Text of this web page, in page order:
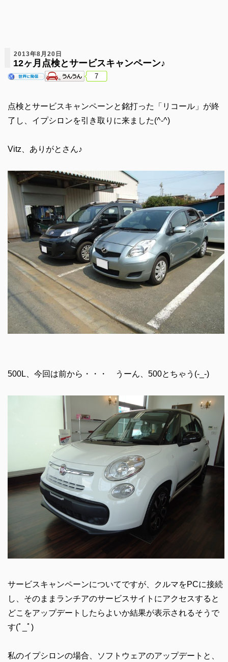
2013年8月20日
12ヶ月点検とサービスキャンペーン♪
7
点検とサービスキャンペーンと銘打った「リコール」が終
了し、イプシロンを引き取りに来ました(^-^)
Vitz、ありがとさん♪
500L、今回は前から・・・ うーん、500とちゃう(-_-)
サービスキャンペーンについてですが、クルマをPCに接続
し、そのままランチアのサービスサイトにアクセスすると
どこをアップデートしたらよいか結果が表示されるそうで
す(ﾟ_ﾟ)
私のイプシロンの場合、ソフトウェアのアップデートと、